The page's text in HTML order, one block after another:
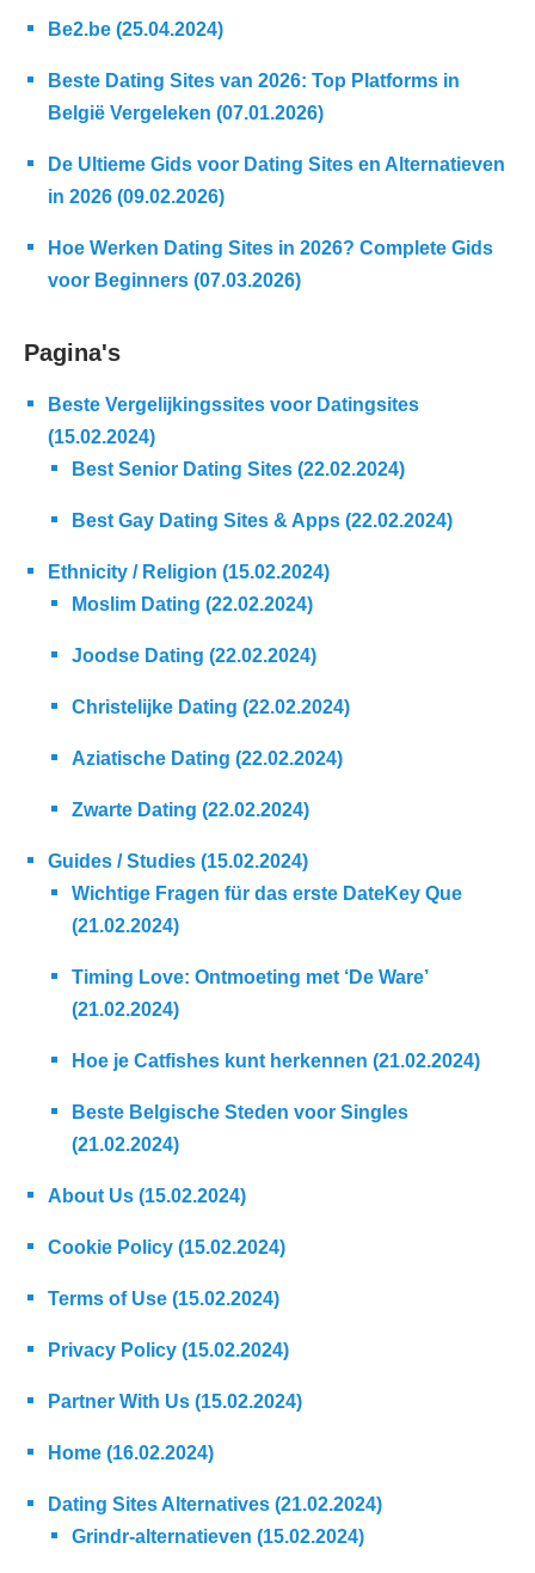
Be2.be (25.04.2024)
Beste Dating Sites van 2026: Top Platforms in
België Vergeleken (07.01.2026)
De Ultieme Gids voor Dating Sites en Alternatieven
in 2026 (09.02.2026)
Hoe Werken Dating Sites in 2026? Complete Gids
voor Beginners (07.03.2026)
Pagina's
Beste Vergelijkingssites voor Datingsites
(15.02.2024)
Best Senior Dating Sites (22.02.2024)
Best Gay Dating Sites & Apps (22.02.2024)
Ethnicity / Religion (15.02.2024)
Moslim Dating (22.02.2024)
Joodse Dating (22.02.2024)
Christelijke Dating (22.02.2024)
Aziatische Dating (22.02.2024)
Zwarte Dating (22.02.2024)
Guides / Studies (15.02.2024)
Wichtige Fragen für das erste DateKey Que
(21.02.2024)
Timing Love: Ontmoeting met ‘De Ware’
(21.02.2024)
Hoe je Catfishes kunt herkennen (21.02.2024)
Beste Belgische Steden voor Singles
(21.02.2024)
About Us (15.02.2024)
Cookie Policy (15.02.2024)
Terms of Use (15.02.2024)
Privacy Policy (15.02.2024)
Partner With Us (15.02.2024)
Home (16.02.2024)
Dating Sites Alternatives (21.02.2024)
Grindr-alternatieven (15.02.2024)